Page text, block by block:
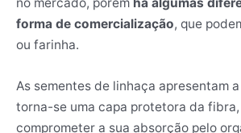
no mercado, porém há algumas
forma de comercialização, que
ou farinha.
As sementes de linhaça apresentam
torna-se uma capa protetora da
comprometer a sua absorção pelo